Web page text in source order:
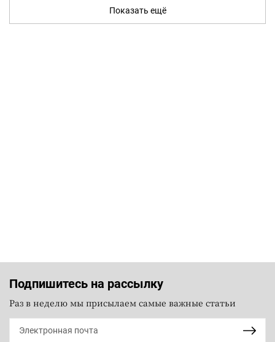
Показать ещё
Подпишитесь на рассылку
Раз в неделю мы присылаем самые важные статьи